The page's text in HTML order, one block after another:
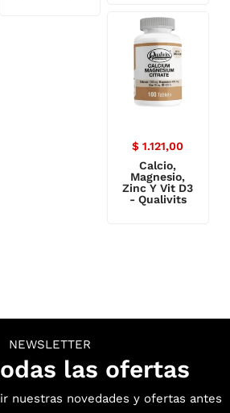
$ 1.121,00
Calcio,
Magnesio,
Zinc Y Vit D3
- Qualivits
NEWSLETTER
las ofertas
nuestras novedades y ofertas antes